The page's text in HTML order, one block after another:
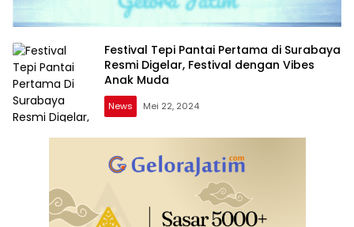
Festival Tepi Pantai Pertama di Surabaya
Resmi Digelar, Festival dengan Vibes
Anak Muda
News Mei 22, 2024